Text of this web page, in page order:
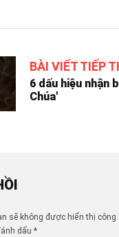
BÀI VIẾT TIẾP
6 dấu hiệu nhận
Chúa'
sẽ không được hiển thị công
dấu *